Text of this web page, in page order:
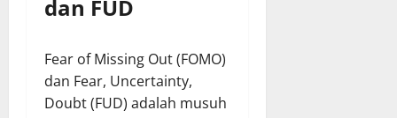
dan FUD
Fear of Missing Out (FOMO)
dan Fear, Uncertainty,
Doubt (FUD) adalah musuh